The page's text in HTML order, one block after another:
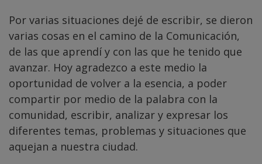
Por varias situaciones dejé de escribir, se dieron
varias cosas en el camino de la Comunicación,
de las que aprendí y con las que he tenido que
avanzar. Hoy agradezco a este medio la
oportunidad de volver a la esencia, a poder
compartir por medio de la palabra con la
comunidad, escribir, analizar y expresar los
diferentes temas, problemas y situaciones que
aquejan a nuestra ciudad.